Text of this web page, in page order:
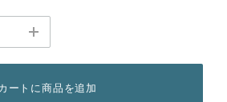
ートに商品を追加